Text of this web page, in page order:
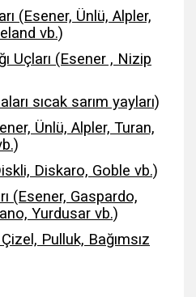
(Esener, Ünlü, Alpler,
vb.)
Uçları (Esener , Nizip
sıcak sarım yayları)
Ünlü, Alpler, Turan,
Diskaro, Goble vb.)
(Esener, Gaspardo,
Yurdusar vb.)
Pulluk, Bağımsız